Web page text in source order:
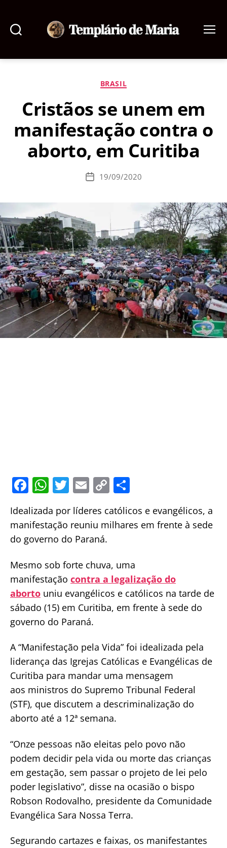
de
Categorias
BRASIL
Cristãos se unem em
manifestação contra o
aborto, em Curitiba
Data19/09/2020
F
a
c
e
b
o
o
k
W
at
s
A
p
p
T
w
itt
er
E
ai
l
C
p
y
n
k
ar
e
Idealizada por líderes católicos e evangélicos, a
manifestação reuniu milhares em frente à sede
do governo do Paraná.
Mesmo sob forte chuva, uma
manifestação contra a legalização do
aborto uniu evangélicos e católicos na tarde de
sábado (15) em Curitiba, em frente à sede do
governo do Paraná.
A “Manifestação pela Vida” foi idealizada pela
liderança das Igrejas Católicas e Evangélicas de
Curitiba para mandar uma mensagem
aos ministros do Supremo Tribunal Federal
(STF), que discutem a descriminalização do
aborto até a 12ª semana.
“Onze pessoas não eleitas pelo povo não
podem decidir pela vida ou morte das crianças
em gestação, sem passar o projeto de lei pelo
poder legislativo”, disse na ocasião o bispo
Robson Rodovalho, presidente da Comunidade
Evangélica Sara Nossa Terra.
Segurando cartazes e faixas, os manifestantes